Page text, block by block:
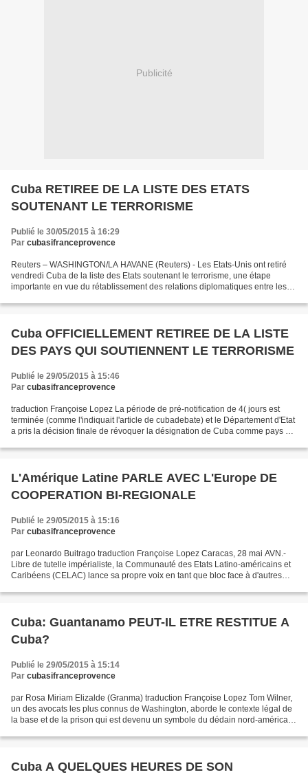
Publicité
Cuba RETIREE DE LA LISTE DES ETATS
SOUTENANT LE TERRORISME
Publié le 30/05/2015 à 16:29
Par cubasifranceprovence
Reuters – WASHINGTON/LA HAVANE (Reuters) - Les Etats-Unis ont retiré
vendredi Cuba de la liste des Etats soutenant le terrorisme, une étape
importante en vue du rétablissement des relations diplomatiques entre les
Cuba OFFICIELLEMENT RETIREE DE LA LISTE
DES PAYS QUI SOUTIENNENT LE TERRORISME
Publié le 29/05/2015 à 15:46
Par cubasifranceprovence
traduction Françoise Lopez La période de pré-notification de 4( jours est
terminée (comme l'indiquait l'article de cubadebate) et le Département d'Etat
a pris la décision finale de révoquer la désignation de Cuba comme pays qui
L'Amérique Latine PARLE AVEC L'Europe DE
COOPERATION BI-REGIONALE
Publié le 29/05/2015 à 15:16
Par cubasifranceprovence
par Leonardo Buitrago traduction Françoise Lopez Caracas, 28 mai AVN.-
Libre de tutelle impérialiste, la Communauté des Etats Latino-américains et
Caribéens (CELAC) lance sa propre voix en tant que bloc face à d'autres
Cuba: Guantanamo PEUT-IL ETRE RESTITUE A
Cuba?
Publié le 29/05/2015 à 15:14
Par cubasifranceprovence
par Rosa Miriam Elizalde (Granma) traduction Françoise Lopez Tom Wilner,
un des avocats les plus connus de Washington, aborde le contexte légal de
la base et de la prison qui est devenu un symbole du dédain nord-américain
Cuba A QUELQUES HEURES DE SON